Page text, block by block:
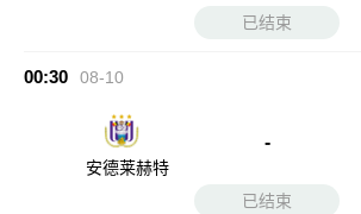
已结束
00:30 08-10
安德莱赫特
-
已结束